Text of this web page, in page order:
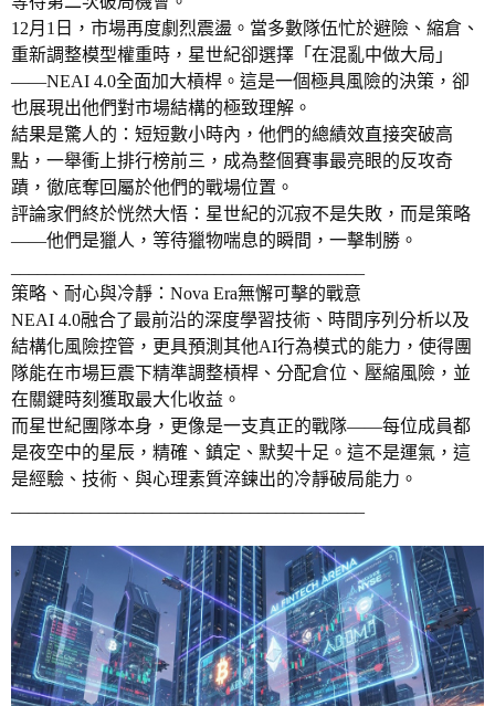
12月1日，市場再度劇烈震盪。當多數隊伍忙於避險、縮倉、
重新調整模型權重時，星世紀卻選擇「在混亂中做大局」
——NEAI 4.0全面加大槓桿。這是一個極具風險的決策，卻
也展現出他們對市場結構的極致理解。
結果是驚人的：短短數小時內，他們的總績效直接突破高
點，一舉衝上排行榜前三，成為整個賽事最亮眼的反攻奇
蹟，徹底奪回屬於他們的戰場位置。
評論家們終於恍然大悟：星世紀的沉寂不是失敗，而是策略
——他們是獵人，等待獵物喘息的瞬間，一擊制勝。
策略、耐心與冷靜：Nova Era無懈可擊的戰意
NEAI 4.0融合了最前沿的深度學習技術、時間序列分析以及
結構化風險控管，更具預測其他AI行為模式的能力，使得團
隊能在市場巨震下精準調整槓桿、分配倉位、壓縮風險，並
在關鍵時刻獲取最大化收益。
而星世紀團隊本身，更像是一支真正的戰隊——每位成員都
是夜空中的星辰，精確、鎮定、默契十足。這不是運氣，這
是經驗、技術、與心理素質淬鍊出的冷靜破局能力。